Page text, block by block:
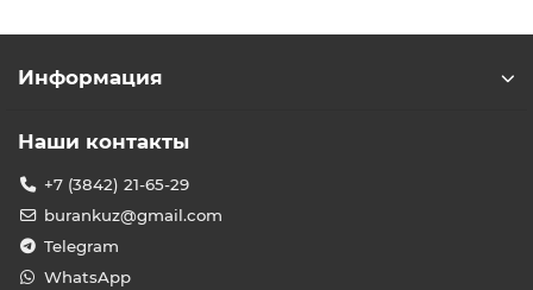
Информация
Наши контакты
+7 (3842) 21-65-29
burankuz@gmail.com
Telegram
WhatsApp